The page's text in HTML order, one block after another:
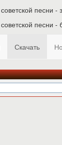
Скачать